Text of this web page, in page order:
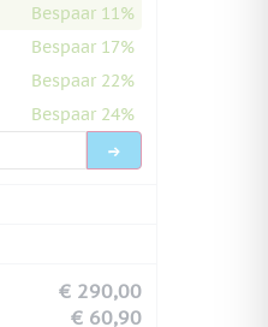
Bespaar 11%
Bespaar 17%
Bespaar 22%
Bespaar 24%
€ 290,00
€ 60,90